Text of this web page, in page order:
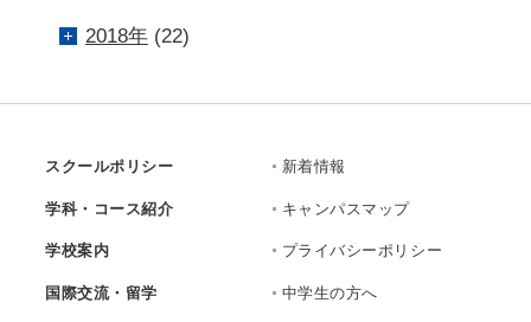
2018年(22)
スクールポリシー
学科・コース紹介
学校案内
国際交流・留学
新着情報
キャンパスマップ
プライバシーポリシー
中学生の方へ